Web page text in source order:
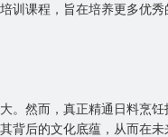
训课程，旨在培养更多优
。然而，真正精通日料烹
后的文化底蕴，从而在未